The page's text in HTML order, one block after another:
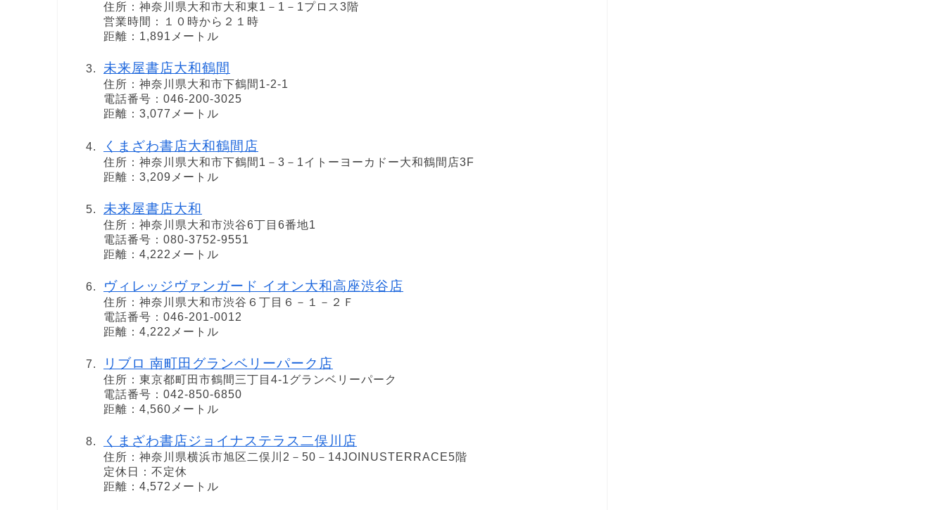
住所：神奈川県大和市大和東1－1－1プロス3階
営業時間：１０時から２１時
距離：1,891メートル
未来屋書店大和鶴間
住所：神奈川県大和市下鶴間1-2-1
電話番号：046-200-3025
距離：3,077メートル
くまざわ書店大和鶴間店
住所：神奈川県大和市下鶴間1－3－1イトーヨーカドー大和鶴間店3F
距離：3,209メートル
未来屋書店大和
住所：神奈川県大和市渋谷6丁目6番地1
電話番号：080-3752-9551
距離：4,222メートル
ヴィレッジヴァンガード イオン大和高座渋谷店
住所：神奈川県大和市渋谷６丁目６－１－２Ｆ
電話番号：046-201-0012
距離：4,222メートル
リブロ 南町田グランベリーパーク店
住所：東京都町田市鶴間三丁目4-1グランベリーパーク
電話番号：042-850-6850
距離：4,560メートル
くまざわ書店ジョイナステラス二俣川店
住所：神奈川県横浜市旭区二俣川2－50－14JOINUSTERRACE5階
定休日：不定休
距離：4,572メートル